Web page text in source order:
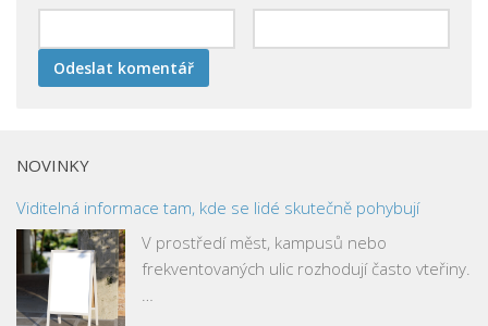
NOVINKY
Viditelná informace tam, kde se lidé skutečně pohybují
V prostředí měst, kampusů nebo
frekventovaných ulic rozhodují často vteřiny.